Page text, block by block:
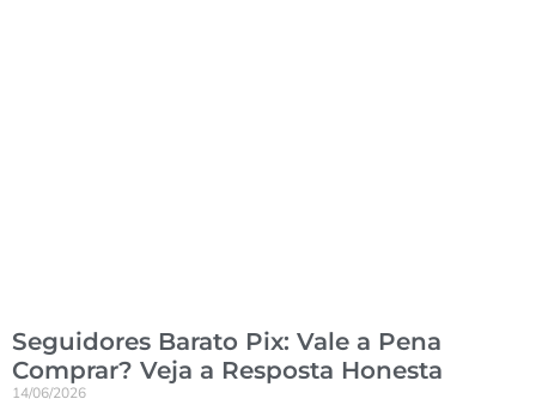
Seguidores Barato Pix: Vale a Pena
Comprar? Veja a Resposta Honesta
14/06/2026